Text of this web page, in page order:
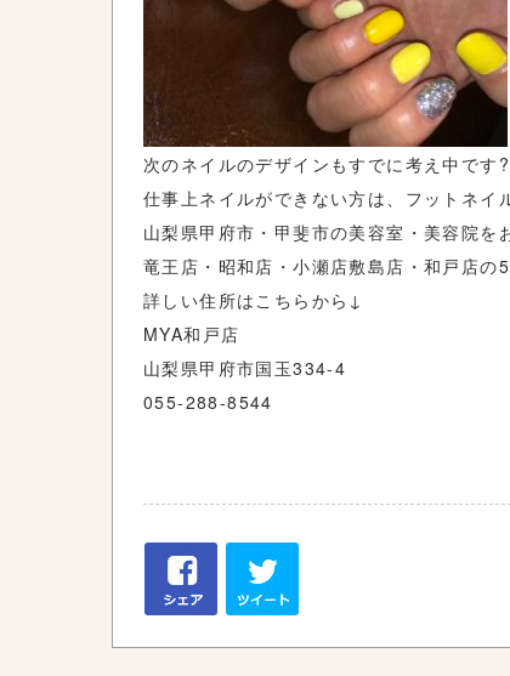
次のネイルのデザインもすでに考え中です
仕事上ネイルができない方は、フットネイ
山梨県甲府市・甲斐市の美容室・美容院を
竜王店・昭和店・小瀬店敷島店・和戸店の
詳しい住所はこちらから↓
MYA和戸店
山梨県甲府市国玉334-4
055-288-8544